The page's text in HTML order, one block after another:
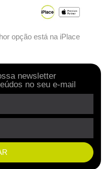
opção está na iPlace
newsletter
no seu e-mail